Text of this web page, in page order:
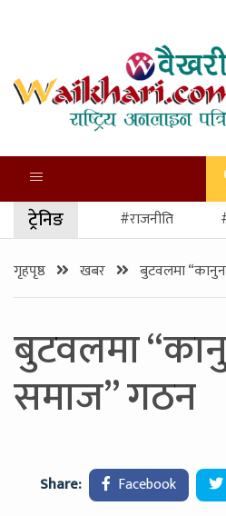
ट्रेनिङ #राजनीति
गृहपृष्ठ खबर बुटवलमा “कानुन
बुटवलमा
समाज” गठन
Share: Facebook